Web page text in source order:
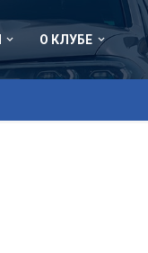
О КЛУБЕ